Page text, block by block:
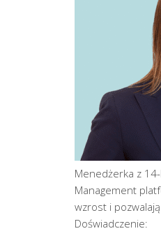
Menedżerka z
Management
wzrost i pozwalają
Doświadczenie: